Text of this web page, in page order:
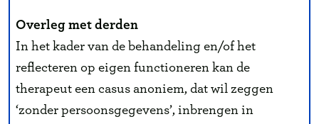
Overleg met derden
In het kader van de behandeling en/of het
reflecteren op eigen functioneren kan de
therapeut een casus anoniem, dat wil zeggen
‘zonder persoonsgegevens’, inbrengen in